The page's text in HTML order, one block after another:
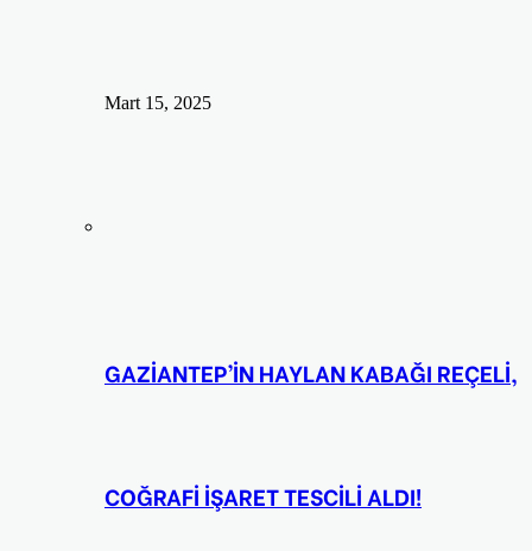
Mart 15, 2025
GAZİANTEP’İN HAYLAN KABAĞI REÇELİ,
COĞRAFİ İŞARET TESCİLİ ALDI!